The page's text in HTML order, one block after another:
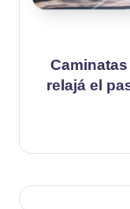
relajá el